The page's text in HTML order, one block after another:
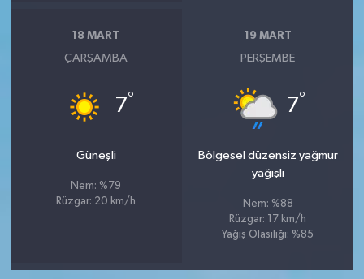
18 MART
ÇARŞAMBA
7°
Güneşli
Nem: %79
Rüzgar: 20 km/h
19 MART
PERŞEMBE
7°
Bölgesel düzensiz yağmur
yağışlı
Nem: %88
Rüzgar: 17 km/h
Yağış Olasılığı: %85